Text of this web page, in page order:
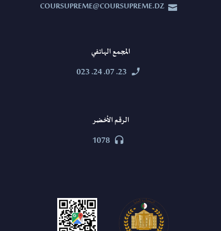


COURSUPREME@COURSUPREME.DZ
المجمع الهاتفي


23. 07. 24. 023
الرقم الأخضر


1078